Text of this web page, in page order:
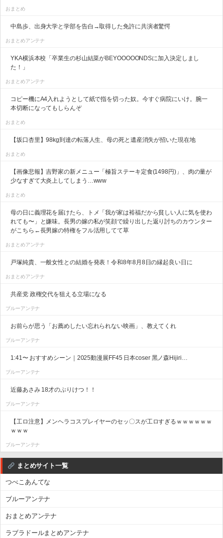
おまとめ
中島歩、出身大学と学部を告白→取得した免許に共演者驚愕
おまとめアンテナ
YKA横浜本校「卒業生の杉山結菜がBEYOOOOONDSに加入決定しまし
た！」
おまとめアンテナ
コピー機にA4入れようとして紙で指を切った奴。今すぐ病院にいけ。腕一
本切断になってもしらんぞ
おまとめ
【坂口杏里】98kg到達の転落人生、母の死と遺産消失が招いた現在地
おまとめ
【画像悲報】吉野家の新メニュー「極旨ステーキ定食(1498円)」、肉の量が
少なすぎて大炎上してしまう…www
おまとめ
母の日に義理花を届けたら、トメ「我が家は裕福だから貧しい人に気を使わ
れても〜」と嫌味。長男の嫁の私が笑顔で繰り出した返り討ちのカウンター
がこちら←長男嫁の特権をフル活用してて草
おまとめアンテナ
戸塚純貴、一般女性との結婚を発表！令和8年8月8日の縁起良い日に
おまとめアンテナ
共産党 政権交代を狙える立場になる
ブルーアンテナ
お前らが思う「お薦めしたい忘れられない映画」、教えてくれ
ブルーアンテナ
1:41〜 おすすめシーン｜2025動漫展FF45 日本coser 黑ノ森Hijiri…
ブルーアンテナ
近藤あさみ 18才のぷりけつ！！
ブルーアンテナ
【工ロ注意】メンヘラコスプレイヤーのセッ〇スが工ロすぎるｗｗｗｗｗｗ
ｗｗｗ
ブルーアンテナ
まとめサイト一覧
つべこあんてな
ブルーアンテナ
おまとめアンテナ
ラブラドールまとめアンテナ